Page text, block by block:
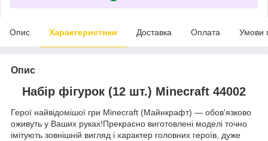
Опис Характеристики Доставка Оплата Умови
Опис
Набір фігурок (12 шт.) Minecraft 44002
Герої найвідомішої гри Minecraft (Майнкрафт) — обов'язково
оживуть у Ваших руках!Прекрасно виготовлені моделі точно
імітують зовнішній вигляд і характер головних героїв, дуже